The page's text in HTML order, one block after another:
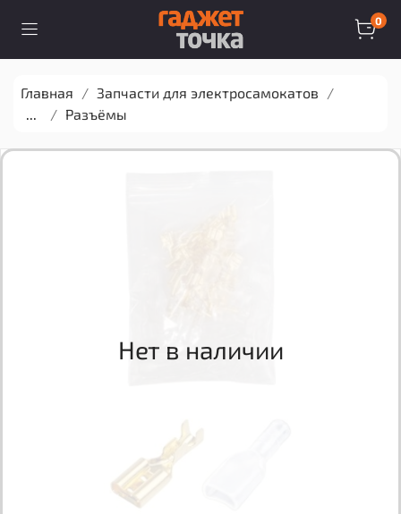
0
Главная
Запчасти для электросамокатов
...
Разъёмы